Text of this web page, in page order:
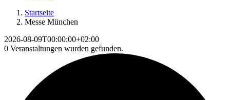
Startseite
Messe München
2026-08-09T00:00:00+02:00
0 Veranstaltungen wurden gefunden.